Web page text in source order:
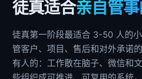
徒真适合亲自管
徒真第一阶段最适合 3-50 人的
管客户、项目、售后和对外承诺
有人的：工作散在脑子、微信和